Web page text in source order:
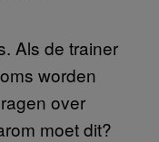
Als de trainer
worden
over
moet dit?